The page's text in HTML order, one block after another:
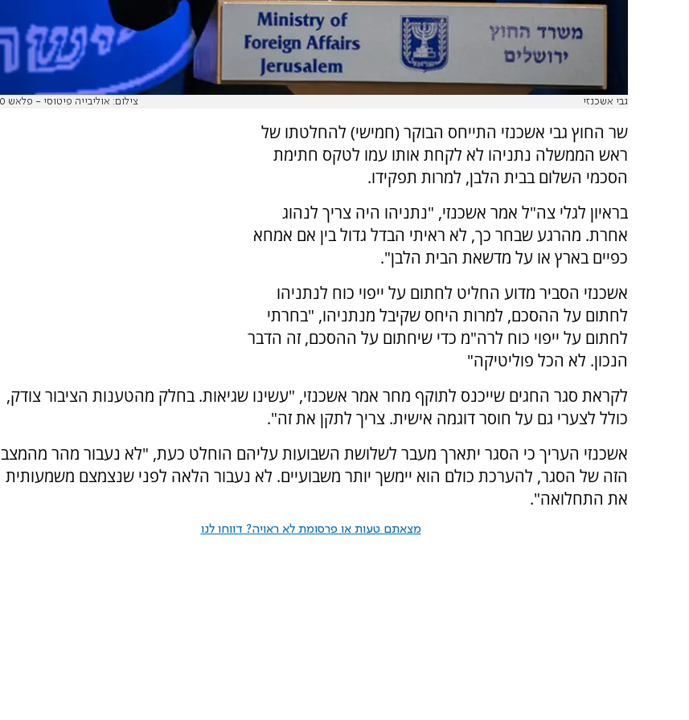
גבי אשכנזי צילום: אוליבייה פיטוסי - פלאש 90
שר החוץ גבי אשכנזי התייחס הבוקר (חמישי) להחלטתו של
ראש הממשלה נתניהו לא לקחת אותו עמו לטקס חתימת
הסכמי השלום בבית הלבן, למרות תפקידו.
בראיון לגלי צה"ל אמר אשכנזי, "נתניהו היה צריך לנהוג
אחרת. מהרגע שבחר כך, לא ראיתי הבדל גדול בין אם אמחא
כפיים בארץ או על מדשאת הבית הלבן".
אשכנזי הסביר מדוע החליט לחתום על ייפוי כוח לנתניהו
לחתום על ההסכם, למרות היחס שקיבל מנתניהו, "בחרתי
לחתום על ייפוי כוח לרה"מ כדי שיחתום על ההסכם, זה הדבר
הנכון. לא הכל פוליטיקה"
לקראת סגר החגים שייכנס לתוקף מחר אמר אשכנזי, "עשינו שגיאות. בחלק מהטענות הציבור צודק,
כולל לצערי גם על חוסר דוגמה אישית. צריך לתקן את זה".
אשכנזי העריך כי הסגר יתארך מעבר לשלושת השבועות עליהם הוחלט כעת, "לא נעבור מהר מהמצב
הזה של הסגר, להערכת כולם הוא יימשך יותר משבועיים. לא נעבור הלאה לפני שנצמצם משמעותית
את התחלואה".
מצאתם טעות או פרסומת לא ראויה? דווחו לנו